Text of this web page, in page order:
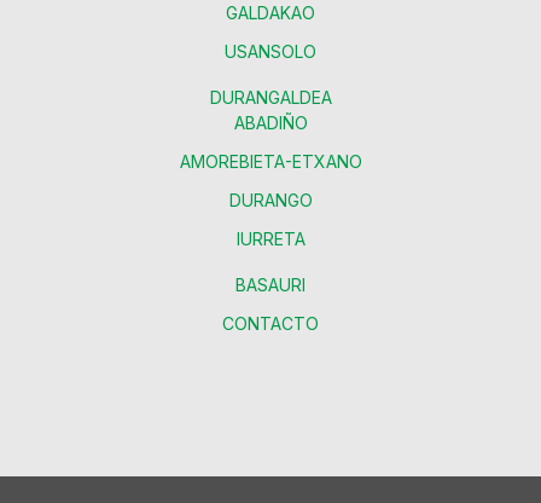
GALDAKAO
USANSOLO
DURANGALDEA
ABADIÑO
AMOREBIETA-ETXANO
DURANGO
IURRETA
BASAURI
CONTACTO